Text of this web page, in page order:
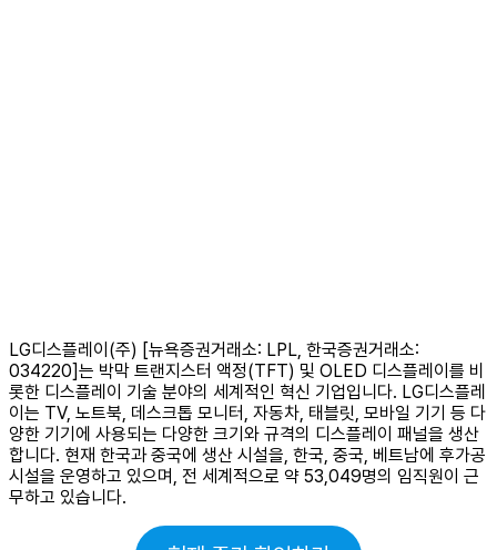
LG디스플레이(주) [뉴욕증권거래소: LPL, 한국증권거래소:
034220]는 박막 트랜지스터 액정(TFT) 및 OLED 디스플레이를 비
롯한 디스플레이 기술 분야의 세계적인 혁신 기업입니다. LG디스플레
이는 TV, 노트북, 데스크톱 모니터, 자동차, 태블릿, 모바일 기기 등 다
양한 기기에 사용되는 다양한 크기와 규격의 디스플레이 패널을 생산
합니다. 현재 한국과 중국에 생산 시설을, 한국, 중국, 베트남에 후가공
시설을 운영하고 있으며, 전 세계적으로 약 53,049명의 임직원이 근
무하고 있습니다.